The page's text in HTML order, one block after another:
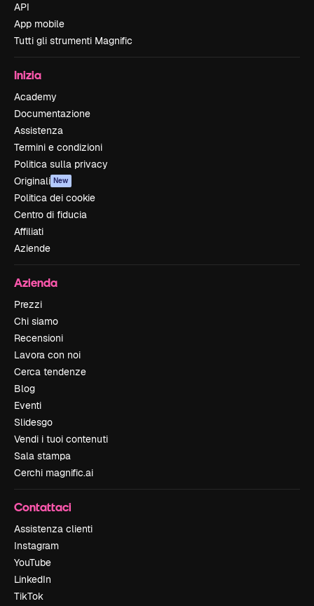
API
App mobile
Tutti gli strumenti Magnific
Inizia
Academy
Documentazione
Assistenza
Termini e condizioni
Politica sulla privacy
Originali New
Politica dei cookie
Centro di fiducia
Affiliati
Aziende
Azienda
Prezzi
Chi siamo
Recensioni
Lavora con noi
Cerca tendenze
Blog
Eventi
Slidesgo
Vendi i tuoi contenuti
Sala stampa
Cerchi magnific.ai
Contattaci
Assistenza clienti
Instagram
YouTube
LinkedIn
TikTok